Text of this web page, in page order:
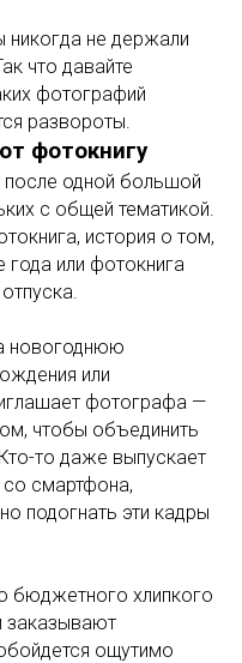
не держали
что давайте
фотографий
развороты.
фотокнигу
одной большой
с общей тематикой.
история о том,
года или фотокнига
новогоднюю
или
фотографа —
чтобы объединить
то даже выпускает
смартфона,
подогнать эти кадры
бюджетного хлипкого
заказывают
ощутимо